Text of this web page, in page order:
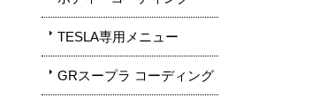
TESLA専用メニュー
GRスープラ コーディング